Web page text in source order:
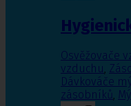
Osvěžovače
vzduchu,
Dávkováče
zásobníků,